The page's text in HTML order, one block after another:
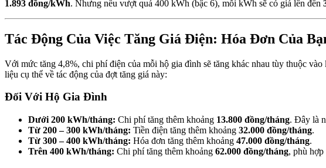
1.893 đồng/kWh. Nhưng nếu vượt quá 400 kWh (bậc 6), mỗi kWh sẽ có giá lên đến
Tác Động Của Việc Tăng Giá Điện: Hóa Đơn Của
Với mức tăng 4,8%, chi phí điện của mỗi hộ gia đình sẽ tăng khác nhau tùy thuộc
liệu cụ thể về tác động của đợt tăng giá này:
Đối Với Hộ Gia Đình
Dưới 200 kWh/tháng: Chi phí tăng thêm khoảng 13.800 đồng/tháng. Đây là
Từ 200 – 300 kWh/tháng: Tiền điện tăng thêm khoảng 32.000 đồng/tháng.
Từ 300 – 400 kWh/tháng: Hóa đơn tăng thêm khoảng 47.000 đồng/tháng.
Trên 400 kWh/tháng: Chi phí tăng thêm khoảng 62.000 đồng/tháng, phù